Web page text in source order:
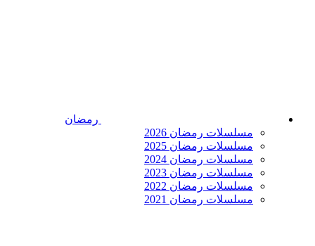
رمضان
مسلسلات رمضان 2026
مسلسلات رمضان 2025
مسلسلات رمضان 2024
مسلسلات رمضان 2023
مسلسلات رمضان 2022
مسلسلات رمضان 2021